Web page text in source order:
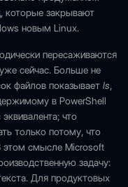
которые закрывают
новым Linux.
пересаживаются
сейчас. Больше не
файлов показывает ls,
в PowerShell
что
только потому, что
этом смысле Microsoft
задачу:
Для продуктовых